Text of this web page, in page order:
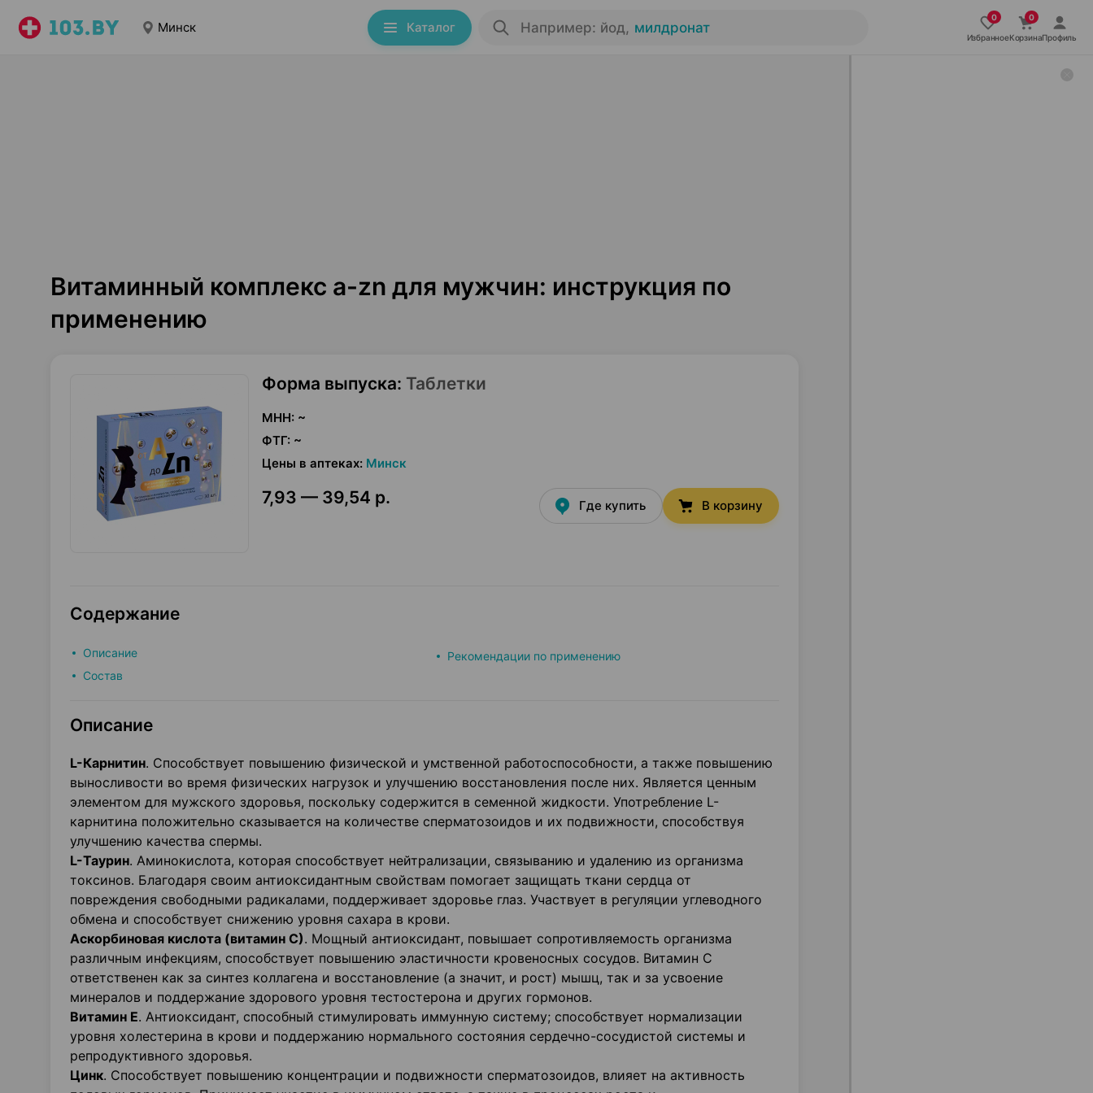
Минск Каталог Например: йод, милдронат
ИзбранноеКорзинаПрофиль
Витаминный комплекс a-zn для мужчин: инструкция по
применению
Форма выпуска: Таблетки
МНН: ~
ФТГ: ~
Цены в аптеках: Минск
7,93 — 39,54 р. Где купить В корзину
Содержание
Описание
Состав
Рекомендации по применению
Описание
L-Карнитин. Способствует повышению физической и умственной работоспособности, а также повышению
выносливости во время физических нагрузок и улучшению восстановления после них. Является ценным
элементом для мужского здоровья, поскольку содержится в семенной жидкости. Употребление L-
карнитина положительно сказывается на количестве сперматозоидов и их подвижности, способствуя
улучшению качества спермы.
L-Таурин. Аминокислота, которая способствует нейтрализации, связыванию и удалению из организма
токсинов. Благодаря своим антиоксидантным свойствам помогает защищать ткани сердца от
повреждения свободными радикалами, поддерживает здоровье глаз. Участвует в регуляции углеводного
обмена и способствует снижению уровня сахара в крови.
Аскорбиновая кислота (витамин С). Мощный антиоксидант, повышает сопротивляемость организма
различным инфекциям, способствует повышению эластичности кровеносных сосудов. Витамин С
ответственен как за синтез коллагена и восстановление (а значит, и рост) мышц, так и за усвоение
минералов и поддержание здорового уровня тестостерона и других гормонов.
Витамин Е. Антиоксидант, способный стимулировать иммунную систему; способствует нормализации
уровня холестерина в крови и поддержанию нормального состояния сердечно-сосудистой системы и
репродуктивного здоровья.
Цинк. Способствует повышению концентрации и подвижности сперматозоидов, влияет на активность